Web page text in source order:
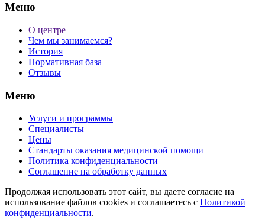
Меню
О центре
Чем мы занимаемся?
История
Нормативная база
Отзывы
Меню
Услуги и программы
Специалисты
Цены
Стандарты оказания медицинской помощи
Политика конфиденциальности
Соглашение на обработку данных
Продолжая использовать этот сайт, вы даете согласие на
использование файлов cookies и соглашаетесь с Политикой
конфиденциальности.